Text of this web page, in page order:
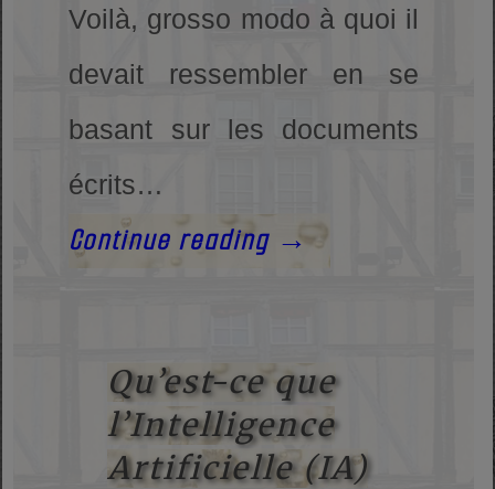
Voilà, grosso modo à quoi il
devait ressembler en se
basant sur les documents
écrits…
Continue reading →
Qu’est-ce que
l’Intelligence
Artificielle (IA)